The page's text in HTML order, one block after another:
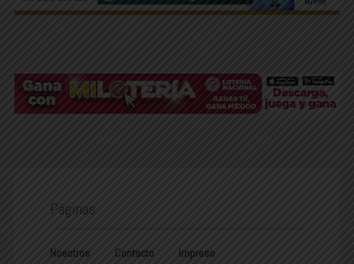
Páginas
Nosotros Contacto
Impreso